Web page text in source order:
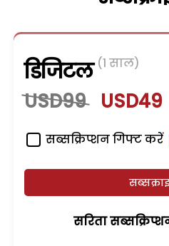
डिजिटल (1 साल)
USD99 USD49
सब्सक्रिप्शन गिफ्ट करें
सरिता